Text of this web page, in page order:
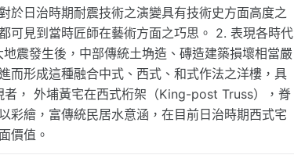
於日治時期耐震技術之演變具有技術史方面高度之
可見到當時匠師在藝術方面之巧思。 2. 表現各時代
震發生後，中部傳統土埆造、磚造建築損壞相當嚴
而形成這種融合中式、西式、和式作法之洋樓，具
， 外埔黃宅在西式桁架（King-post Truss），脊
彩繪，富傳統民居水意涵，在目前日治時期西式宅
價值。